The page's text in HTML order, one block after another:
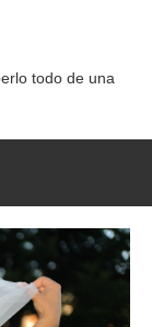
todo de una